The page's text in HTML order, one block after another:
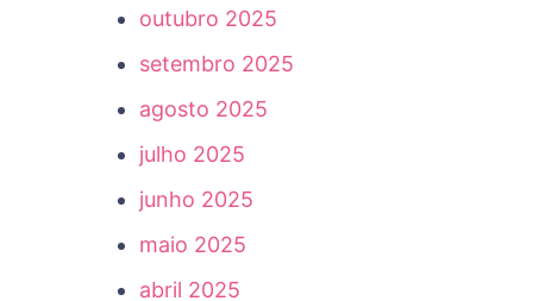
outubro 2025
setembro 2025
agosto 2025
julho 2025
junho 2025
maio 2025
abril 2025